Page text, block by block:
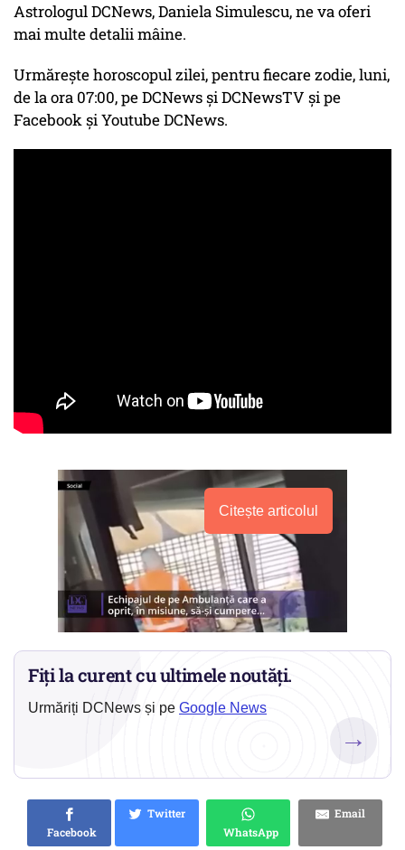
Astrologul DCNews, Daniela Simulescu, ne va oferi
mai multe detalii mâine.
Urmărește horoscopul zilei, pentru fiecare zodie, luni,
de la ora 07:00, pe DCNews și DCNewsTV și pe
Facebook și Youtube DCNews.
Citește articolul
Fiți la curent cu ultimele noutăți.
Urmăriți DCNews și pe Google News
→
Facebook
Twitter
WhatsApp
Email